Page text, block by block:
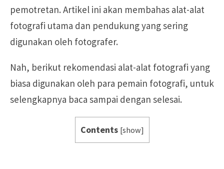
pemotretan. Artikel ini akan membahas alat-alat
fotografi utama dan pendukung yang sering
digunakan oleh fotografer.
Nah, berikut rekomendasi alat-alat fotografi yang
biasa digunakan oleh para pemain fotografi, untuk
selengkapnya baca sampai dengan selesai.
Contents [show]